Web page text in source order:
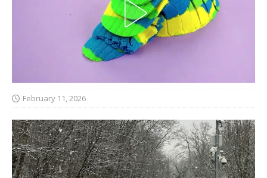
February 11, 2026